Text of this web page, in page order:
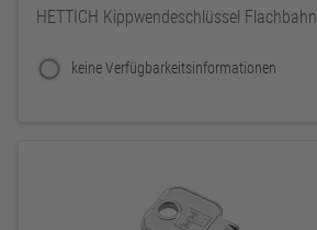
HETTICH Kippwendeschlüssel Flachbahn
keine Verfügbarkeitsinformationen